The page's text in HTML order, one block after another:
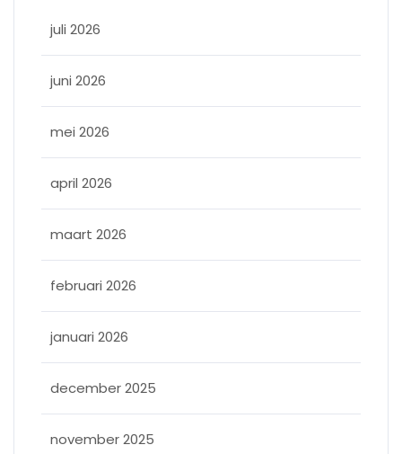
juli 2026
juni 2026
mei 2026
april 2026
maart 2026
februari 2026
januari 2026
december 2025
november 2025